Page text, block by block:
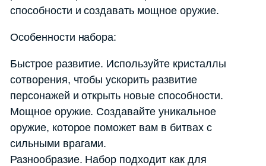
способности и создавать мощное оружие.
Особенности набора:
Быстрое развитие. Используйте кристаллы
сотворения, чтобы ускорить развитие
персонажей и открыть новые способности.
Мощное оружие. Создавайте уникальное
оружие, которое поможет вам в битвах с
сильными врагами.
Разнообразие. Набор подходит как для